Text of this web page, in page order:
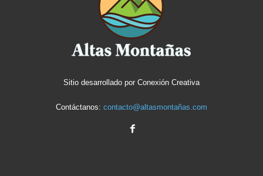
Sitio desarrollado por Conexión Creativa
Contáctanos: contacto@altasmontañas.com